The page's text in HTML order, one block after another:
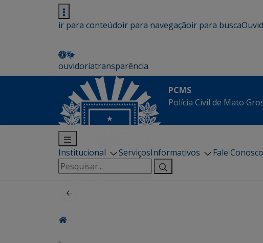
ir para conteúdoir para navegaçãoir para busca
ouvidoriatransparência
PCMS
Polícia Civil de Mato
Institucional ServiçosInformativos Fale Conosco
Pesquisar
por: